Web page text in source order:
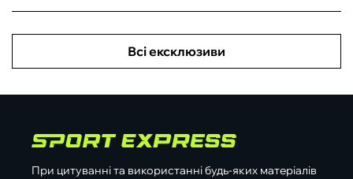
Всі ексклюзиви
При цитуванні та використанні будь-яких матеріалів